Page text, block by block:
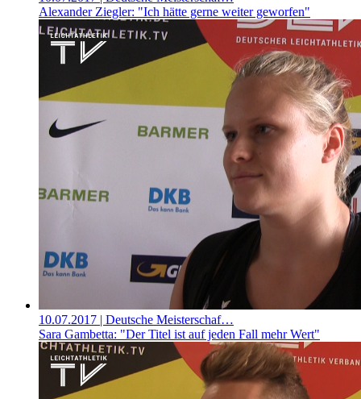
Alexander Ziegler: "Ich hätte gerne weiter geworfen"
10.07.2017 | Deutsche Meisterschaf…
Sara Gambetta: "Der Titel ist auf jeden Fall mehr Wert"